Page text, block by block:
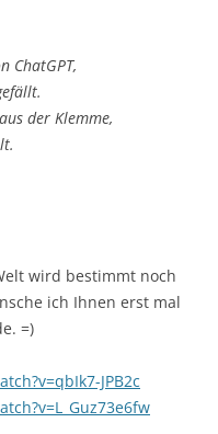
ChatGPT,
der Klemme,
wird bestimmt noch
ich Ihnen erst mal
=)
JPB2c